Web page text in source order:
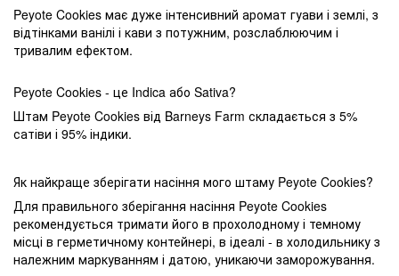
Peyote Cookies має дуже інтенсивний аромат гуави і землі, з
відтінками ванілі і кави з потужним, розслаблюючим і
тривалим ефектом.
Peyote Cookies - це Indica або Sativa?
Штам Peyote Cookies від Barneys Farm складається з 5%
сатіви і 95% індики.
Як найкраще зберігати насіння мого штаму Peyote Cookies?
Для правильного зберігання насіння Peyote Cookies
рекомендується тримати його в прохолодному і темному
місці в герметичному контейнері, в ідеалі - в холодильнику з
належним маркуванням і датою, уникаючи заморожування.